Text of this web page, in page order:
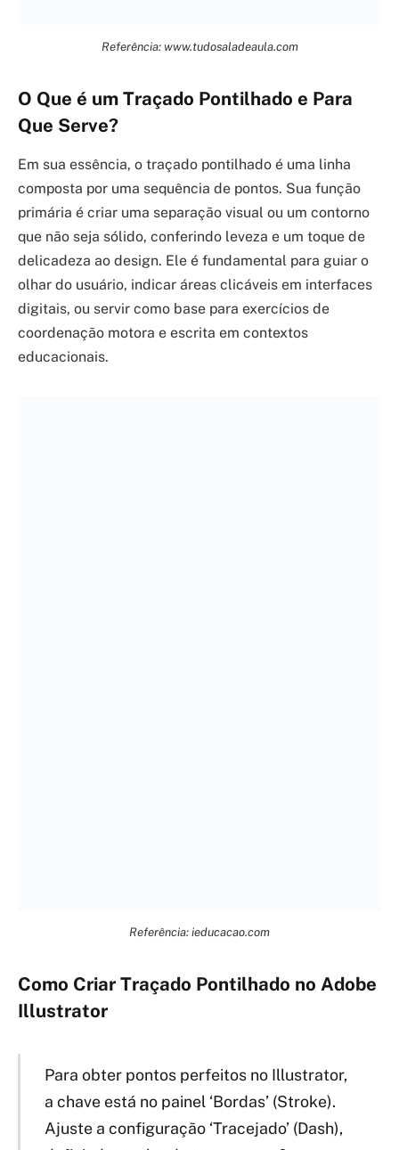
Referência: www.tudosaladeaula.com
O Que é um Traçado Pontilhado e Para
Que Serve?
Em sua essência, o traçado pontilhado é uma linha
composta por uma sequência de pontos. Sua função
primária é criar uma separação visual ou um contorno
que não seja sólido, conferindo leveza e um toque de
delicadeza ao design. Ele é fundamental para guiar o
olhar do usuário, indicar áreas clicáveis em interfaces
digitais, ou servir como base para exercícios de
coordenação motora e escrita em contextos
educacionais.
Referência: ieducacao.com
Como Criar Traçado Pontilhado no Adobe
Illustrator
Para obter pontos perfeitos no Illustrator,
a chave está no painel ‘Bordas’ (Stroke).
Ajuste a configuração ‘Tracejado’ (Dash),